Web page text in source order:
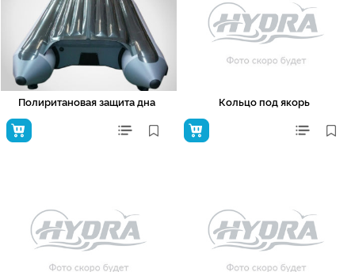
Полиритановая защита дна Кольцо под якорь